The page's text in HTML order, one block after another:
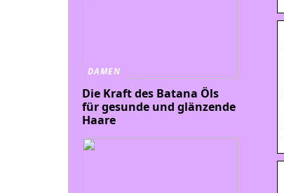
DAMEN
Die Kraft des Batana Öls
für gesunde und glänzende
Haare